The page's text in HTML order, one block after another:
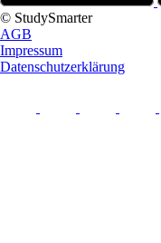
© StudySmarter
AGB
Impressum
Datenschutzerklärung